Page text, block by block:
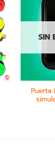
SIN
Puerta